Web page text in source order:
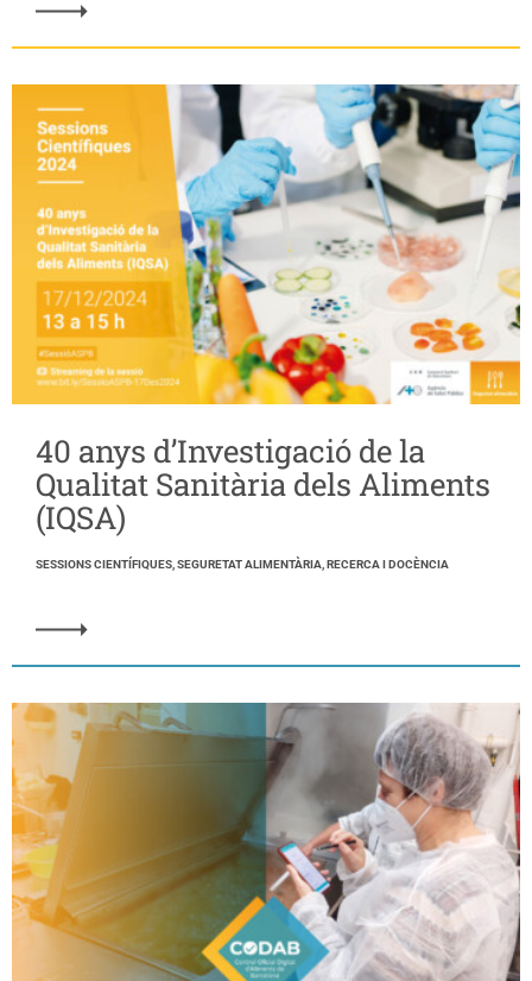
40 anys d’Investigació de la
Qualitat Sanitària dels Aliments
(IQSA)
SESSIONS CIENTÍFIQUES, SEGURETAT ALIMENTÀRIA, RECERCA I DOCÈNCIA